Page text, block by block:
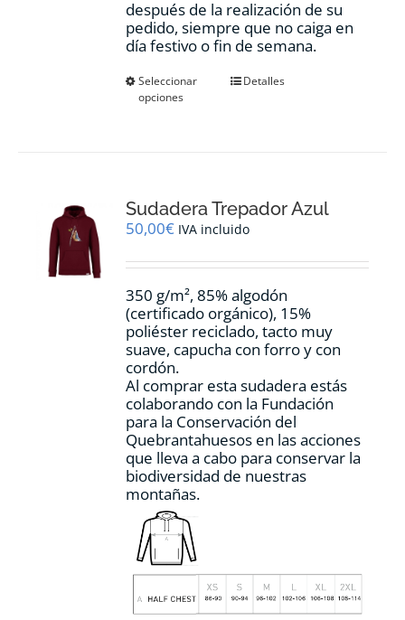
después de la realización de su
pedido, siempre que no caiga en
día festivo o fin de semana.
Seleccionar
opciones
Este
se
pueden
en
página
de
producto
Detalles
Sudadera Trepador Azul
50,00€ IVA incluido
350 g/m², 85% algodón
(certificado orgánico), 15%
poliéster reciclado, tacto muy
suave, capucha con forro y con
cordón.
Al comprar esta sudadera estás
colaborando con la Fundación
para la Conservación del
Quebrantahuesos en las acciones
que lleva a cabo para conservar la
biodiversidad de nuestras
montañas.